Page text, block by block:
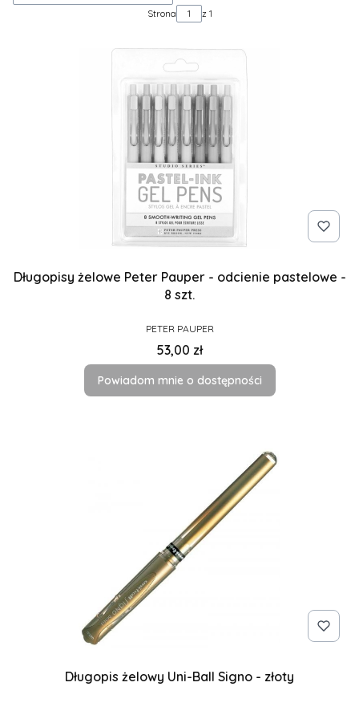
Strona z 1
Długopisy żelowe Peter Pauper - odcienie pastelowe -
8 szt.
PRODUCENT
PETER PAUPER
Cena
53,00 zł
Powiadom mnie o dostępności
Długopis żelowy Uni-Ball Signo - złoty